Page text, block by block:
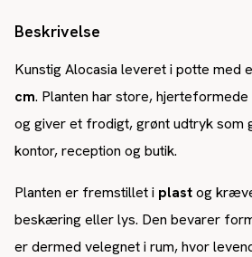
Beskrivelse
Kunstig Alocasia leveret i potte med
cm. Planten har store,
og giver et frodigt, grønt udtryk som
kontor, reception og butik.
Planten er fremstillet i plastog
beskæring eller lys. Den bevarer
er dermed velegnet i rum, hvor